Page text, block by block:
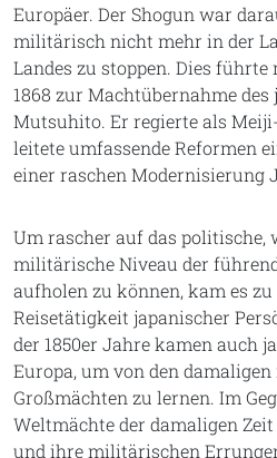
Europäer. Der Shogun war
militärisch nicht mehr in der
Landes zu stoppen. Dies führte
1868 zur Machtübernahme des
Mutsuhito. Er regierte als
leitete umfassende Reformen
einer raschen Modernisierung
Um rascher auf das
militärische Niveau der
aufholen zu können, kam es zu
Reisetätigkeit japanischer
der 1850er Jahre kamen auch
Europa, um von den
Großmächten zu lernen. Im
Weltmächte der damaligen
und ihre militärischen